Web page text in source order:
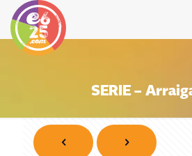
SERIE –